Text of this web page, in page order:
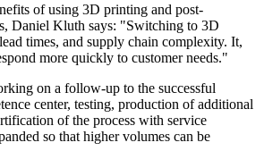
of using 3D printing and post-
Daniel Kluth says: "Switching to 3D
times, and supply chain complexity. It,
more quickly to customer needs."
on a follow-up to the successful
center, testing, production of additional
of the process with service
so that higher volumes can be